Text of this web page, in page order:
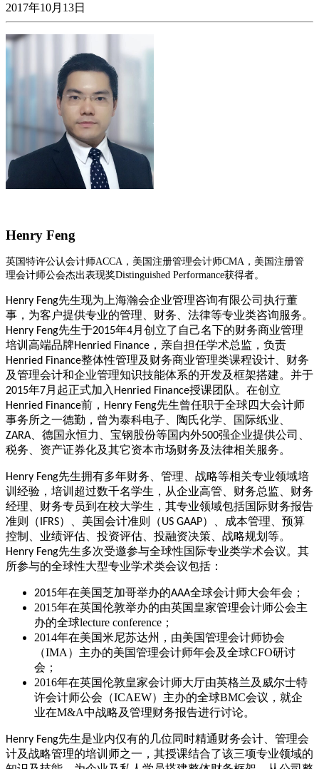
2017年10月13日
Henry Feng
英国特许公认会计师ACCA ，美国注册管理会计师CMA ，美国注册管
理会计师公会杰出表现奖Distinguished Performance获得者。
Henry Feng先生现为上海瀚会企业管理咨询有限公司执行董
事，为客户提供专业的管理、财务、法律等专业类咨询服务。
Henry Feng先生于2015年4月创立了自己名下的财务商业管理
培训高端品牌Henried Finance ，亲自担任学术总监，负责
Henried Finance整体性管理及财务商业管理类课程设计、财务
及管理会计和企业管理知识技能体系的开发及框架搭建。并于
2015年7月起正式加入 Henried Finance授课团队。 在创立
Henried Finance前， Henry Feng先生曾任职于全球四大会计师
事务所之一德勤，曾为泰科电子、陶氏化学、国际纸业、
ZARA 、德国永恒力、宝钢股份等国内外500强企业提供公司、
税务、资产证券化及其它资本市场财务及法律相关服务。
Henry Feng先生拥有多年财务、管理、战略等相关专业领域培
训经验，培训超过数千名学生，从企业高管、财务总监、财务
经理、财务专员到在校大学生，其专业领域包括国际财务报告
准则（ IFRS）、美国会计准则（US GAAP）、成本管理、预算
控制、业绩评估、投资评估、投融资决策、战略规划等。
Henry Feng先生多次受邀参与全球性国际专业类学术会议。其
所参与的全球性大型专业学术类会议包括：
2015年在美国芝加哥举办的AAA全球会计师大会年会；
2015年在英国伦敦举办的由英国皇家管理会计师公会主
办的全球lecture conference ；
2014年在美国米尼苏达州，由美国管理会计师协会
（IMA ）主办的美国管理会计师年会及全球CFO研讨
会；
2016年在英国伦敦皇家会计师大厅由英格兰及威尔士特
许会计师公会（ICAEW）主办的全球BMC会议，就企
业在M&A中战略及管理财务报告进行讨论。
Henry Feng先生是业内仅有的几位同时精通财务会计、管理会
计及战略管理的培训师之一，其授课结合了该三项专业领域的